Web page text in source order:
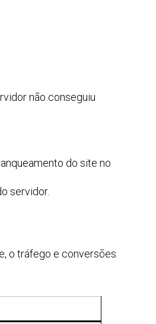
não conseguiu
do site no
servidor.
o tráfego e conversões.